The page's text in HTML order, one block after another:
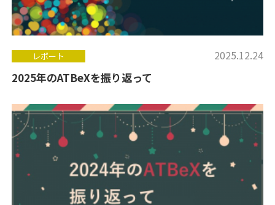
レポート 2025.12.24
2025年のATBeXを振り返って